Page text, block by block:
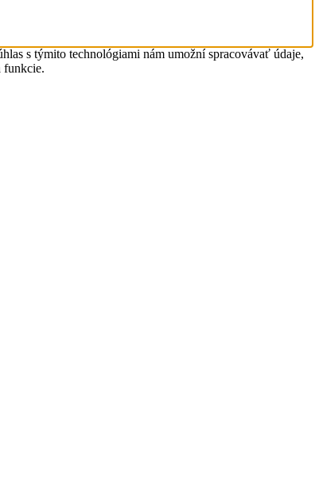
s týmito technológiami nám umožní spracovávať údaje,
funkcie.